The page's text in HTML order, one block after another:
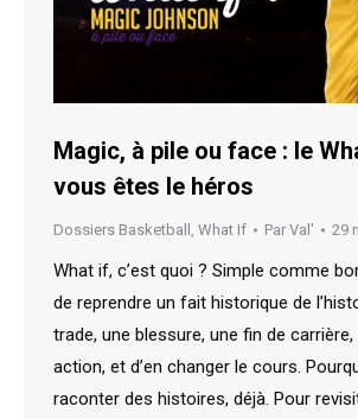
Magic, à pile ou face : le
vous êtes le héros
Dossiers Basketball , What If Par Val' 29
What if, c’est quoi ? Simple comme
de reprendre un fait historique de
trade, une blessure, une fin de
action, et d’en changer le cours.
raconter des histoires, déjà. Pour